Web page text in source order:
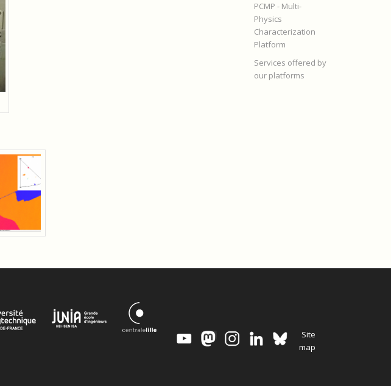
PCMP - Multi-
Physics
Characterization
Platform
Services offered by
our platforms
Site
map